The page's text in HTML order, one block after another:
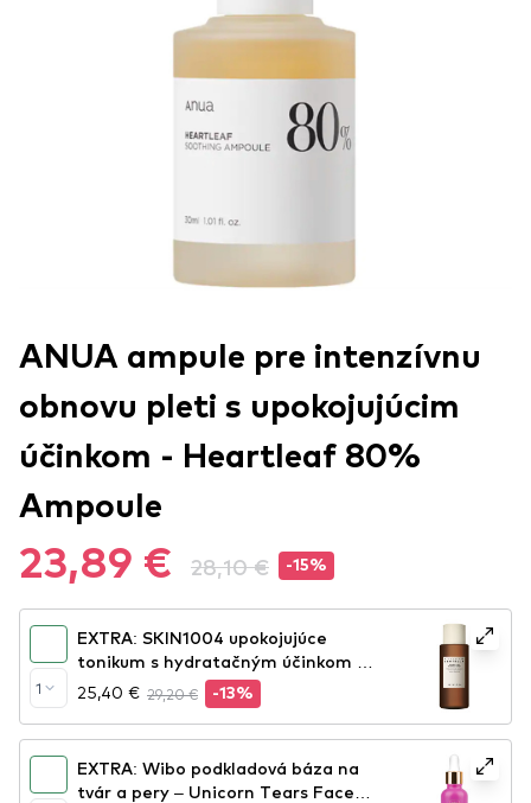
ANUA ampule pre intenzívnu
obnovu pleti s upokojujúcim
účinkom - Heartleaf 80%
Ampoule
23,89 € 28,10 € -15%
1
EXTRA: SKIN1004 upokojujúce
tonikum s hydratačným účinkom -
Madagascar Centella Probio-Cica
Essence Toner
25,40 € 29,20 € -13%
EXTRA: Wibo podkladová báza na
tvár a pery – Unicorn Tears Face